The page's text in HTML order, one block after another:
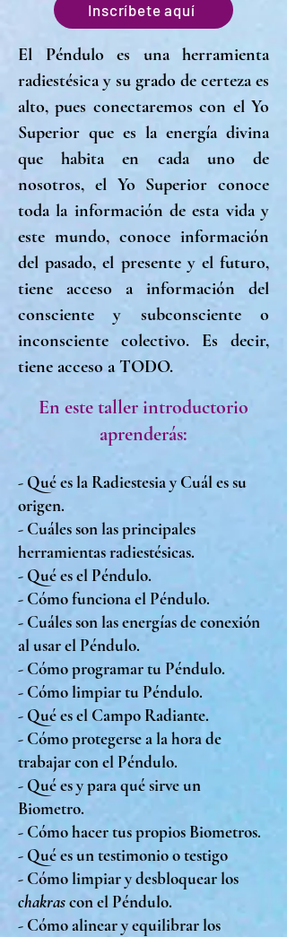
Inscríbete aquí
El Péndulo es una herramienta
radiestésica y su grado de certeza es
alto, pues conectaremos con el Yo
Superior que es la energía divina
que habita en cada uno de
nosotros, el Yo Superior conoce
toda la información de esta vida y
este mundo, conoce información
del pasado, el presente y el futuro,
tiene acceso a información del
consciente y subconsciente o
inconsciente colectivo. Es decir,
tiene acceso a TODO.
En este taller introductorio
aprenderás:
- Qué es la Radiestesia y Cuál es su
origen.
- Cuáles son las principales
herramientas radiestésicas.
- Qué es el Péndulo.
- Cómo funciona el Péndulo.
- Cuáles son las energías de conexión
al usar el Péndulo.
- Cómo programar tu Péndulo.
- Cómo limpiar tu Péndulo.
- Qué es el Campo Radiante.
- Cómo protegerse a la hora de
trabajar con el Péndulo.
- Qué es y para qué sirve un
Biometro.
- Cómo hacer tus propios Biometros.
- Qué es un testimonio o testigo
- Cómo limpiar y desbloquear los
chakrascon el Péndulo.
- Cómo alinear y equilibrar los